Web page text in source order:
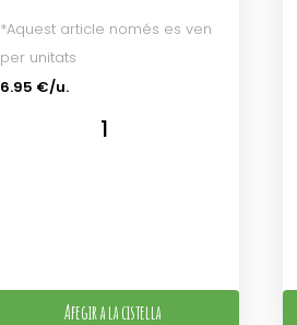
*Aquest article només es ven
per unitats
6.95 €/u.
Afegir a la cistella